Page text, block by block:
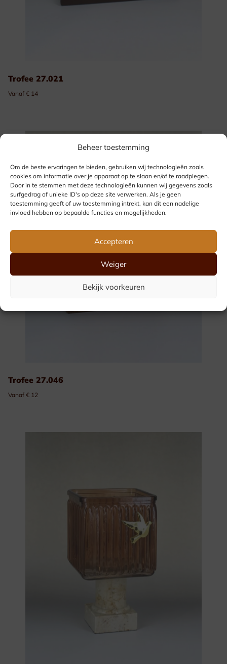
Beheer toestemming
Om de beste ervaringen te bieden, gebruiken wij technologieën zoals
cookies om informatie over je apparaat op te slaan en/of te raadplegen.
Door in te stemmen met deze technologieën kunnen wij gegevens zoals
surfgedrag of unieke ID's op deze site verwerken. Als je geen
toestemming geeft of uw toestemming intrekt, kan dit een nadelige
invloed hebben op bepaalde functies en mogelijkheden.
Accepteren
Weiger
Bekijk voorkeuren
Trofee 27.021
Vanaf € 14
Trofee 27.046
Vanaf € 12